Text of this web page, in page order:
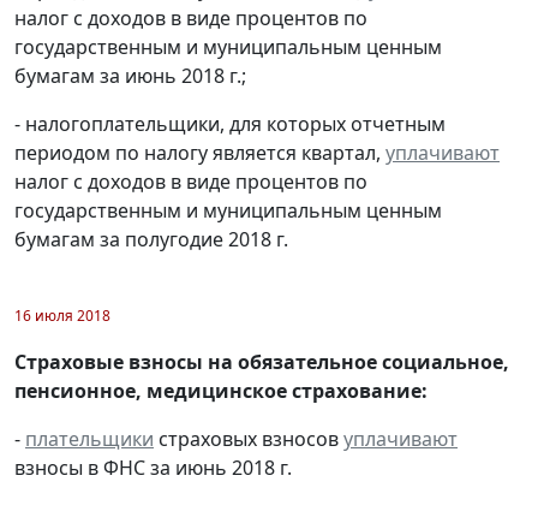
налог с доходов в виде процентов по
государственным и муниципальным ценным
бумагам за июнь 2018 г.;
- налогоплательщики, для которых отчетным
периодом по налогу является квартал, уплачивают
налог с доходов в виде процентов по
государственным и муниципальным ценным
бумагам за полугодие 2018 г.
16 июля 2018
Страховые взносы на обязательное социальное,
пенсионное, медицинское страхование:
- плательщики страховых взносовуплачивают
взносы в ФНС за июнь 2018 г.